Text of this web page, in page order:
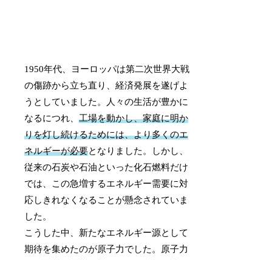
1950年代、ヨーロッパは第二次世界大戦
の傷跡から立ち直り、経済発展を遂げよ
うとしていました。人々の生活が豊かに
なるにつれ、工場を動かし、家庭に明か
りを灯し続けるためには、より多くのエ
ネルギーが必要となりました。しかし、
従来の石炭や石油といった化石燃料だけ
では、この急増するエネルギー需要に対
応しきれなくなることが懸念されていま
した。
こうした中、新たなエネルギー源として
期待を集めたのが原子力でした。原子力